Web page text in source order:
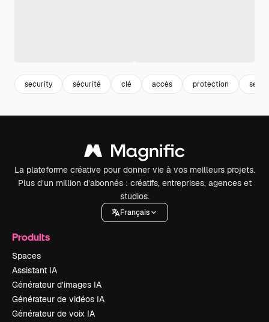
security sécurité clé accès protection
La plateforme créative pour donner vie à vos meilleurs projets.
Plus d’un million d’abonnés : créatifs, entreprises, agences et
studios.
Français
Produits
Spaces
Assistant IA
Générateur d’images IA
Générateur de vidéos IA
Générateur de voix IA